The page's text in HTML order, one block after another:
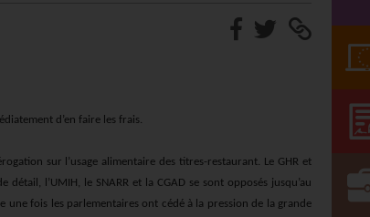
d’en faire les frais.
sur l’usage alimentaire des titres-restaurant. Le GHR et
l’UMIH, le SNARR et la CGAD se sont opposés jusqu’au
une fois les parlementaires ont cédé à la pression de la grande